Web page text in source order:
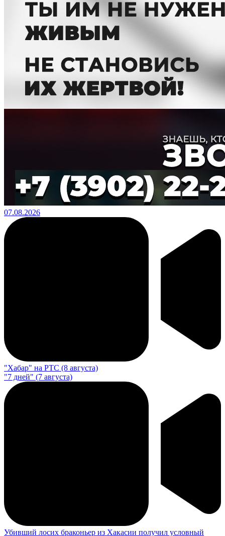
07.08.2026
"Хабар" на РТС (8 августа)
"7 дней" (7 августа)
Убивший лосих браконьер из Хакасии получил условный